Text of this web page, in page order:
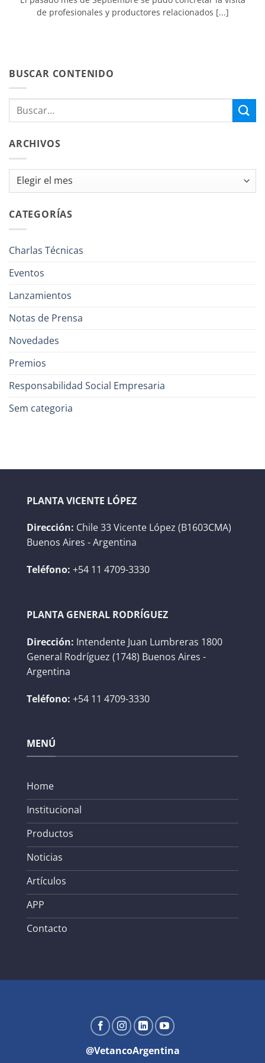
de profesionales y productores relacionados [...]
BUSCAR CONTENIDO
ARCHIVOS
Archivos
CATEGORÍAS
Charlas Técnicas
Eventos
Lanzamientos
Notas de Prensa
Novedades
Premios
Responsabilidad Social Empresaria
Sem categoria
PLANTA VICENTE LÓPEZ
Dirección: Chile 33 Vicente López (B1603CMA)
Buenos Aires - Argentina
Teléfono: +54 11 4709-3330
PLANTA GENERAL RODRÍGUEZ
Dirección: Intendente Juan Lumbreras 1800
General Rodríguez (1748) Buenos Aires -
Argentina
Teléfono: +54 11 4709-3330
MENÚ
Home
Institucional
Productos
Noticias
Artículos
APP
Contacto
@VetancoArgentina